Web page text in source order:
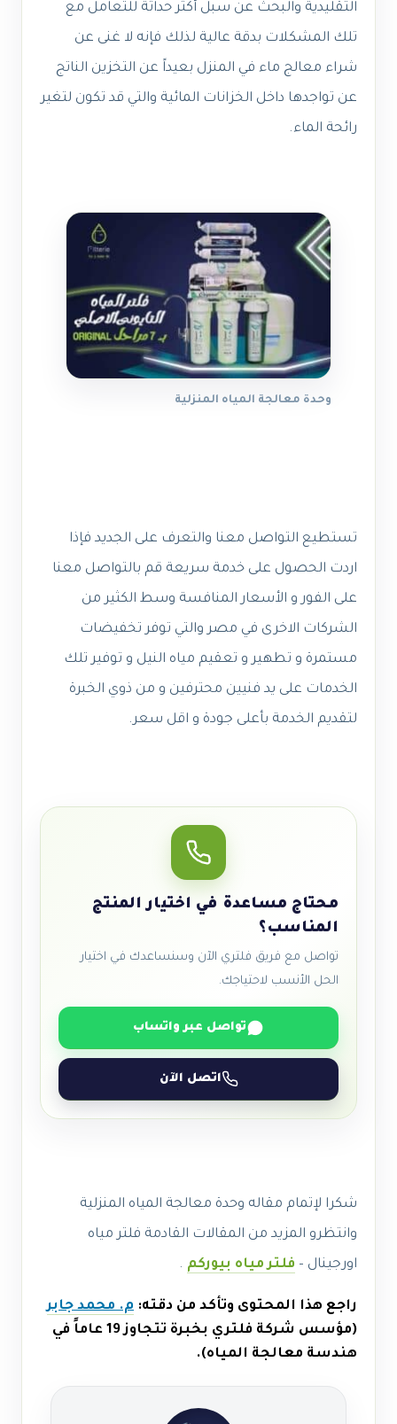
التقليدية والبحث عن سبل أكثر حداثة للتعامل مع
تلك المشكلات بدقة عالية لذلك فإنه لا غنى عن
شراء معالج ماء في المنزل بعيداً عن التخزين الناتج
عن تواجدها داخل الخزانات المائية والتي قد تكون لتغير
رائحة الماء.
وحدة معالجة المياه المنزلية
تستطيع التواصل معنا والتعرف على الجديد فإذا
اردت الحصول على خدمة سريعة قم بالتواصل معنا
على الفور و الأسعار المنافسة وسط الكثير من
الشركات الاخرى في مصر والتي توفر تخفيضات
مستمرة و تطهير و تعقيم مياه النيل و توفير تلك
الخدمات على يد فنيين محترفين و من ذوي الخبرة
لتقديم الخدمة بأعلى جودة و اقل سعر.
محتاج مساعدة في اختيار المنتج
المناسب؟
تواصل مع فريق فلتري الآن وسنساعدك في اختيار
الحل الأنسب لاحتياجك.
تواصل عبر واتساب
اتصل الآن
شكرا لإتمام مقاله وحدة معالجة المياه المنزلية
وانتظرو المزيد من المقالات القادمة فلتر مياه
اورجينال – فلتر مياه بيوركم .
راجع هذا المحتوى وتأكد من دقته: م. محمد جابر
(مؤسس شركة فلتري بخبرة تتجاوز 19 عاماً في
هندسة معالجة المياه).